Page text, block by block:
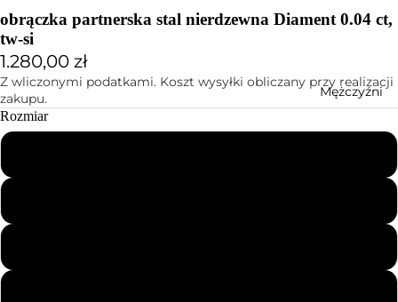
Mężczyźni
obrączka partnerska stal nierdzewna Diament 0.04 ct,
tw-si
1.280,00 zł
Z wliczonymi podatkami. Koszt wysyłki obliczany przy realizacji
zakupu.
Rozmiar